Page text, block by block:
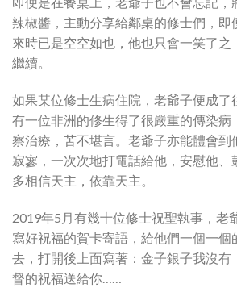
辣椒醬，主動分享給鄰桌的修士們，即
來時已是空空如也，他也只會一笑了之
繼續。
如果某位修士生病住院，老爺子便成了
有一位非洲的修生得了很嚴重的傳染病
察治療，苦不堪言。老爺子亦能體會到
寂寥，一次次地打電話給他，安慰他、
多相信天主，依靠天主。
2019年5月有幾十位修士祝聖執事，老
寫好祝福的賀卡寄語，給他們一個一個
去，打開後上面寫著：金子銀子我沒有
督的祝福送給你……